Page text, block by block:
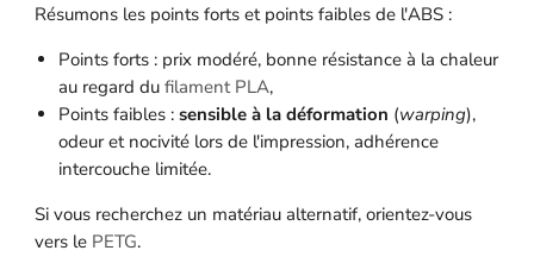
Résumons les points forts et points faibles de l'ABS :
Points forts : prix modéré, bonne résistance à la chaleur
au regard du filament PLA,
Points faibles : sensible à la déformation (warping),
odeur et nocivité lors de l'impression, adhérence
intercouche limitée.
Si vous recherchez un matériau alternatif, orientez-vous
vers le PETG.